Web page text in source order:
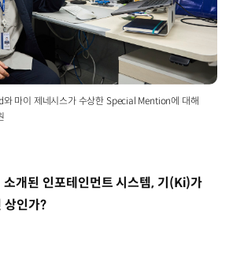
와 마이 제네시스가 수상한 Special Mention에 대해
개된 인포테인먼트 시스템, 기(Ki)가
인가?